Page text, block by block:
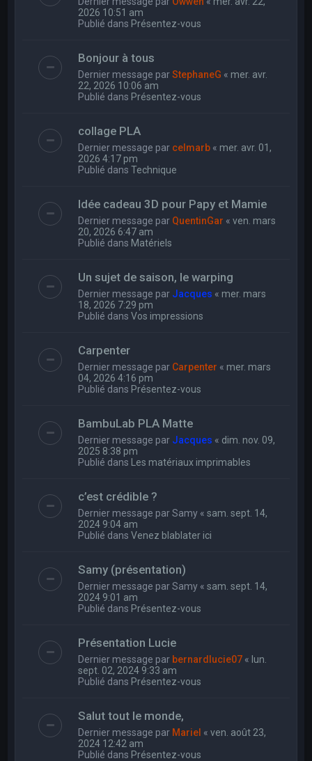
2026 10:51 am
Publié dans Présentez-vous
Bonjour à tous
Dernier message parStephaneG « mer. avr.
22, 2026 10:06 am
Publié dans Présentez-vous
collage PLA
Dernier message par celmarb « mer. avr. 01,
2026 4:17 pm
Publié dansTechnique
Idée cadeau 3D pour Papy et Mamie
Dernier message par QuentinGar «ven. mars
20, 2026 6:47 am
Publié dans Matériels
Un sujet de saison, le warping
Dernier message par Jacques « mer. mars
18, 2026 7:29 pm
Publié dansVos impressions
Carpenter
Dernier message par Carpenter « mer. mars
04, 2026 4:16 pm
Publié dans Présentez-vous
BambuLab PLA Matte
Dernier message par Jacques « dim. nov. 09,
2025 8:38 pm
Publié dans Les matériaux imprimables
c’est crédible ?
Dernier message parSamy «sam. sept. 14,
2024 9:04 am
Publié dansVenez blablater ici
Samy (présentation)
Dernier message parSamy «sam. sept. 14,
2024 9:01 am
Publié dans Présentez-vous
Présentation Lucie
Dernier message par bernardlucie07 « lun.
sept. 02, 2024 9:33 am
Publié dans Présentez-vous
Salut tout le monde,
Dernier message par Mariel «ven. août 23,
2024 12:42 am
Publié dans Présentez-vous